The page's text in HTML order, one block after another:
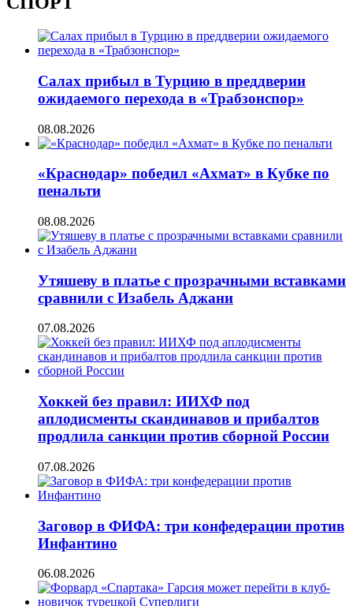
Салах прибыл в Турцию в преддверии
ожидаемого перехода в «Трабзонспор»
08.08.2026
«Краснодар» победил «Ахмат» в Кубке по
пенальти
08.08.2026
Утяшеву в платье с прозрачными вставками
сравнили с Изабель Аджани
07.08.2026
Хоккей без правил: ИИХФ под
аплодисменты скандинавов и прибалтов
продлила санкции против сборной России
07.08.2026
Заговор в ФИФА: три конфедерации против
Инфантино
06.08.2026